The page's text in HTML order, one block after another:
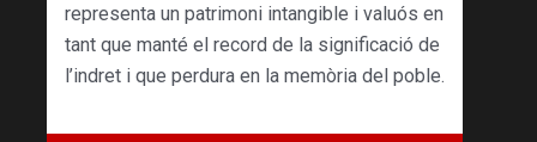
representa un patrimoni intangible i valuós en
tant que manté el record de la significació de
l’indret i que perdura en la memòria del poble.